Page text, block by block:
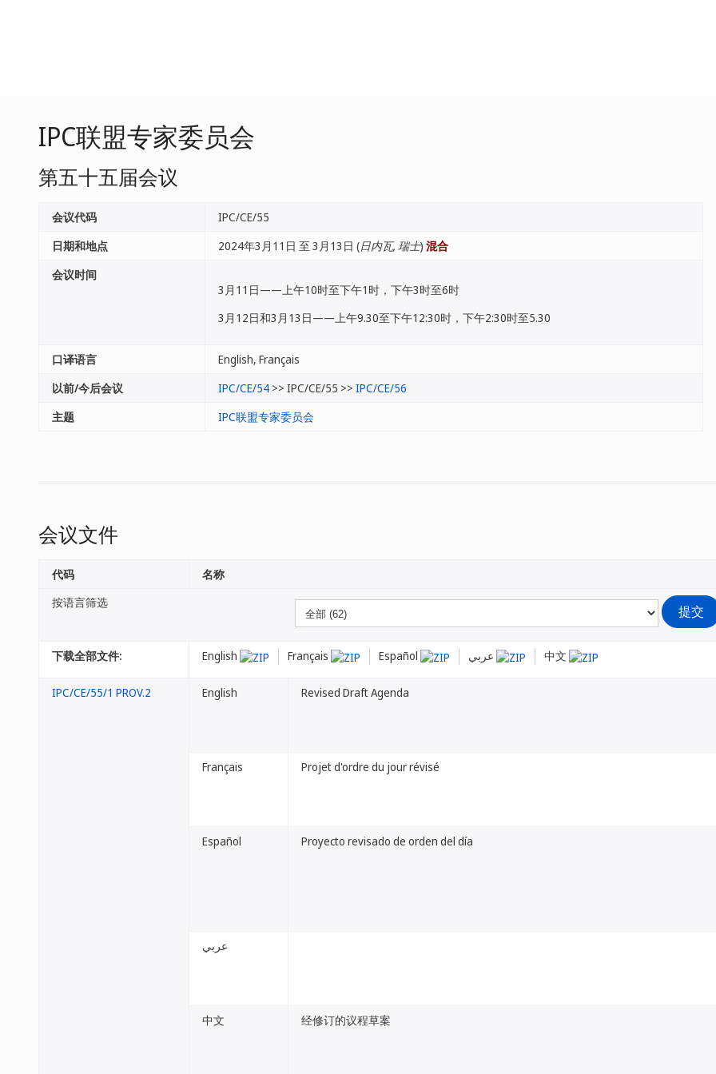
IPC联盟专家委员会
第五十五届会议
会议代码
IPC/CE/55
日期和地点
2024年3月11日 至 3月13日 (日内瓦, 瑞士) 混合
会议时间
3月11日——上午10时至下午1时，下午3时至6时
3月12日和3月13日——上午9.30至下午12:30时，下午2:30时至5.30
口译语言
English, Français
以前/今后会议
IPC/CE/54 >> IPC/CE/55 >> IPC/CE/56
主题
IPC联盟专家委员会
会议文件
按语言筛选
下载全部文件: English Français Español 中文
代码 名称
IPC/CE/55/1 PROV.2 English Revised Draft Agenda
Français Projet d'ordre du jour révisé
Español Proyecto revisado de orden del día
عربي
中文 经修订的议程草案